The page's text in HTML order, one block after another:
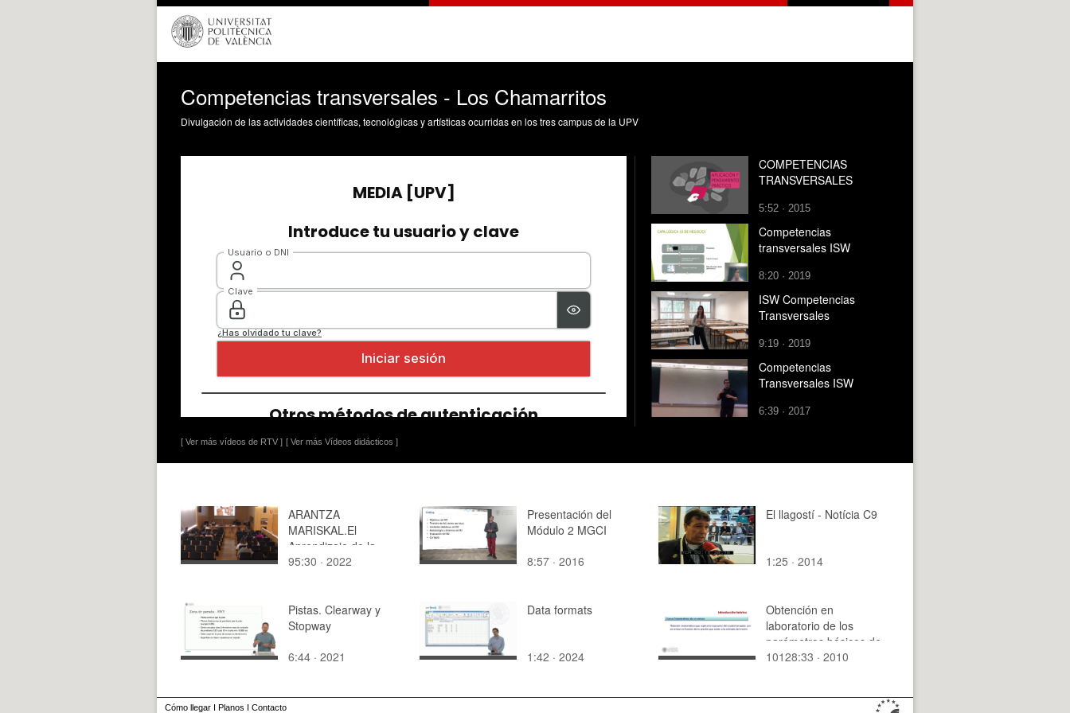
Competencias transversales - Los Chamarritos
Divulgación de las actividades científicas, tecnológicas y artísticas ocurridas en los tres campus de la UPV
[ Ver más vídeos de RTV ] [ Ver más Vídeos didácticos ]
COMPETENCIAS
TRANSVERSALES
5:52 · 2015
Competencias
transversales ISW
8:20 · 2019
ISW Competencias
Transversales
9:19 · 2019
Competencias
Transversales ISW
6:39 · 2017
ARANTZA
MARISKAL.El
Aprendizaje de la
Arquitectura a Través
95:30 · 2022
Presentación del
Módulo 2 MGCI
8:57 · 2016
El llagostí - Notícia C9
1:25 · 2014
Pistas. Clearway y
Stopway
6:44 · 2021
Data formats
1:42 · 2024
Obtención en
laboratorio de los
parámetros básicos de
un emisor
10128:33 · 2010
Cómo llegar I Planos I Contacto